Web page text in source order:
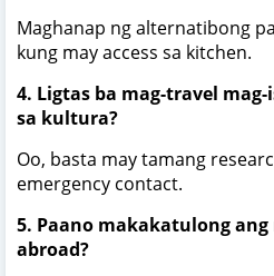
Maghanap ng alternatibong
kung may access sa kitchen.
4. Ligtas ba mag-travel
sa kultura?
Oo, basta may tamang
emergency contact.
5. Paano makakatulong
abroad?